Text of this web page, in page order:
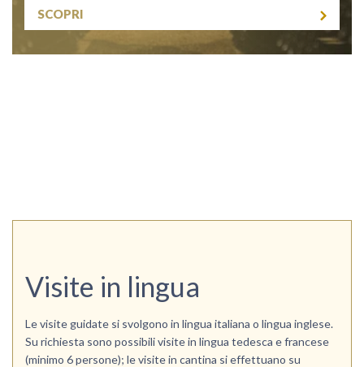
SCOPRI
Visite in lingua
Le visite guidate si svolgono in lingua italiana o lingua inglese.
Su richiesta sono possibili visite in lingua tedesca e francese
(minimo 6 persone); le visite in cantina si effettuano su